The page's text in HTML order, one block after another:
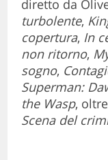
diretto da
turbolente,
copertura, In
non ritorno,
sogno,
Superman:
the Wasp,
Scena del